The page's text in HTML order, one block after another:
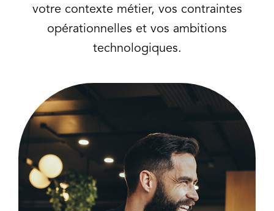
votre contexte métier, vos contraintes
opérationnelles et vos ambitions
technologiques.